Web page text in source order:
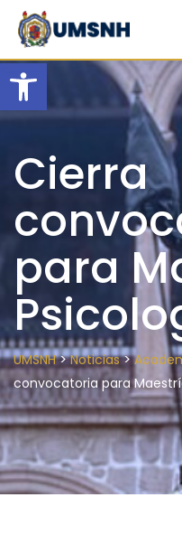
Open
Skip
content
Cierra
para
UMSNH>Noticias>
convocatoria para